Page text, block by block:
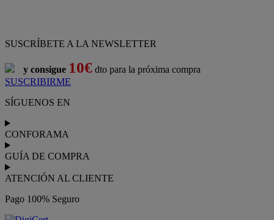
SUSCRÍBETE A LA NEWSLETTER
y consigue 10€ dto para la próxima compra
SUSCRIBIRME
SÍGUENOS EN
CONFORAMA
GUÍA DE COMPRA
ATENCIÓN AL CLIENTE
Pago 100% Seguro